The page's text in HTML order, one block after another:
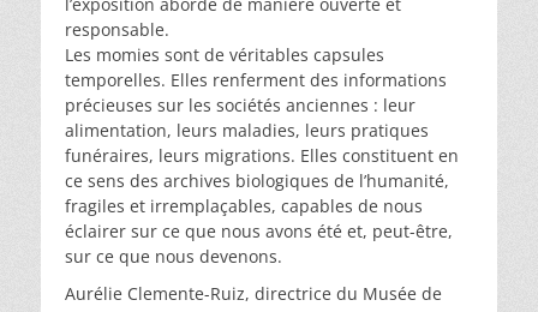
responsable.
Les momies sont de véritables capsules
temporelles. Elles renferment des informations
précieuses sur les sociétés anciennes : leur
alimentation, leurs maladies, leurs pratiques
funéraires, leurs migrations. Elles constituent en
ce sens des archives biologiques de l’humanité,
fragiles et irremplaçables, capables de nous
éclairer sur ce que nous avons été et, peut-être,
sur ce que nous devenons.
Aurélie Clemente-Ruiz, directrice du Musée de